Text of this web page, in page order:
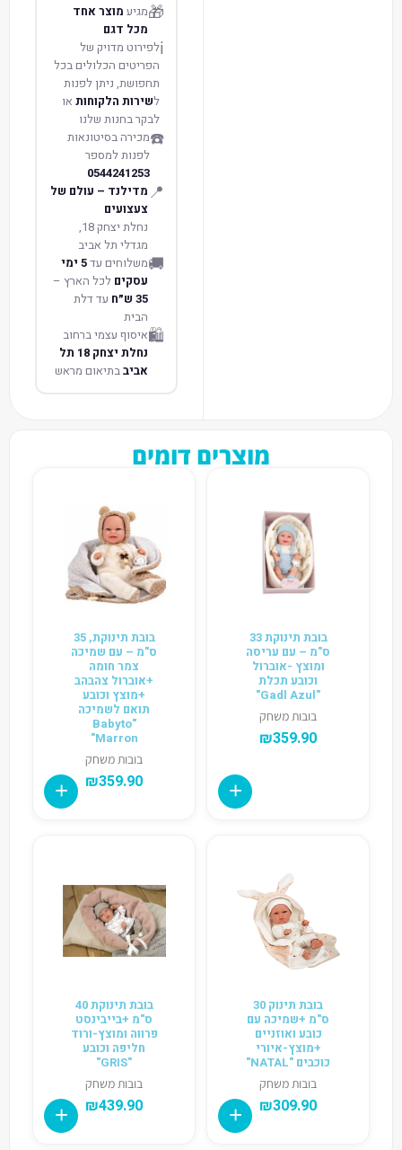
🎁מגיע מוצר אחד
מכל דגם
ℹ️לפירוט מדויק של
הפריטים הכלולים בכל
תחפושת, ניתן לפנות
לשירות הלקוחות או
לבקר בחנות שלנו
☎️מכירה בסיטונאות
לפנות למספר
0544241253
📍 מדילנד – עולם של
צעצועים
נחלת יצחק 18,
מגדלי תל אביב
🚚משלוחים עד 5 ימי
עסקים לכל הארץ –
35 ש״ח
עד דלת
הבית
🛍️איסוף עצמי ברחוב
נחלת יצחק 18 תל
אביבבתיאום מראש
מוצרים דומים
בובת תינוקת 33
ס"מ – עם עריסה
ומוצץ -אוברול
וכובע תכלת
"Gadl Azul"
בובות משחק
₪359.90
בובת תינוקת, 35
ס"מ – עם שמיכה
צמר חומה
+אוברול צהבהב
+מוצץ וכובע
תואם לשמיכה
"Babyto
Marron"
בובות משחק
₪359.90
בובת תינוק 30
ס"מ +שמיכה עם
כובע ואוזניים
+מוצץ-איורי
כוכבים "NATAL"
בובות משחק
₪309.90
בובת תינוקת 40
ס"מ +בייבינסט
פרווה ומוצץ-ורוד
חליפה וכובע
"GRIS"
בובות משחק
₪439.90